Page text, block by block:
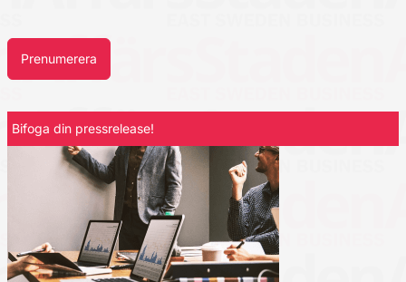
Prenumerera
Bifoga din pressrelease!